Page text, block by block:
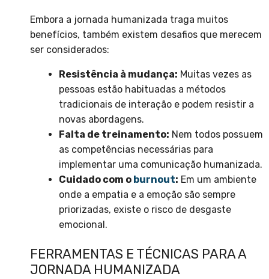
Embora a jornada humanizada traga muitos
benefícios, também existem desafios que merecem
ser considerados:
Resistência à mudança: Muitas vezes as
pessoas estão habituadas a métodos
tradicionais de interação e podem resistir a
novas abordagens.
Falta de treinamento: Nem todos possuem
as competências necessárias para
implementar uma comunicação humanizada.
Cuidado com o burnout: Em um ambiente
onde a empatia e a emoção são sempre
priorizadas, existe o risco de desgaste
emocional.
FERRAMENTAS E TÉCNICAS PARA A
JORNADA HUMANIZADA